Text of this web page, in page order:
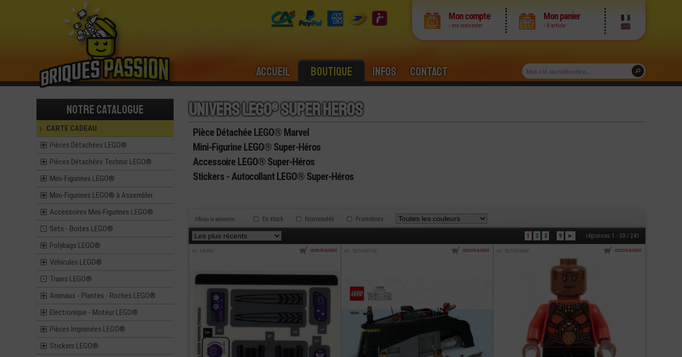
Mon compte
› me connecter
Mon panier
› 0 article
Accueil Boutique Infos Contact
Notre catalogue
CARTE CADEAU
Pièces Détachées LEGO®
Pièces Détachées Technic LEGO®
Mini-Figurines LEGO®
Mini-Figurines LEGO® à Assembler
Accessoires Mini-Figurines LEGO®
Sets - Boites LEGO®
Polybags LEGO®
Véhicules LEGO®
Trains LEGO®
Animaux - Plantes - Roches LEGO®
Electronique - Moteur LEGO®
Pièces Imprimées LEGO®
Stickers LEGO®
Univers lego® super heros
Pièce Détachée LEGO® Marvel
Mini-Figurine LEGO® Super-Héros
Accessoire LEGO® Super-Héros
Stickers - Autocollant LEGO® Super-Héros
Affinez la recherche... En stock Nouveautés Promotions
1 2 3 ... 9 ► réponses 1 - 30 / 241
ref : 6404084 commander ref : 76214-NOTICE commander ref : 76214-SH0847 commander